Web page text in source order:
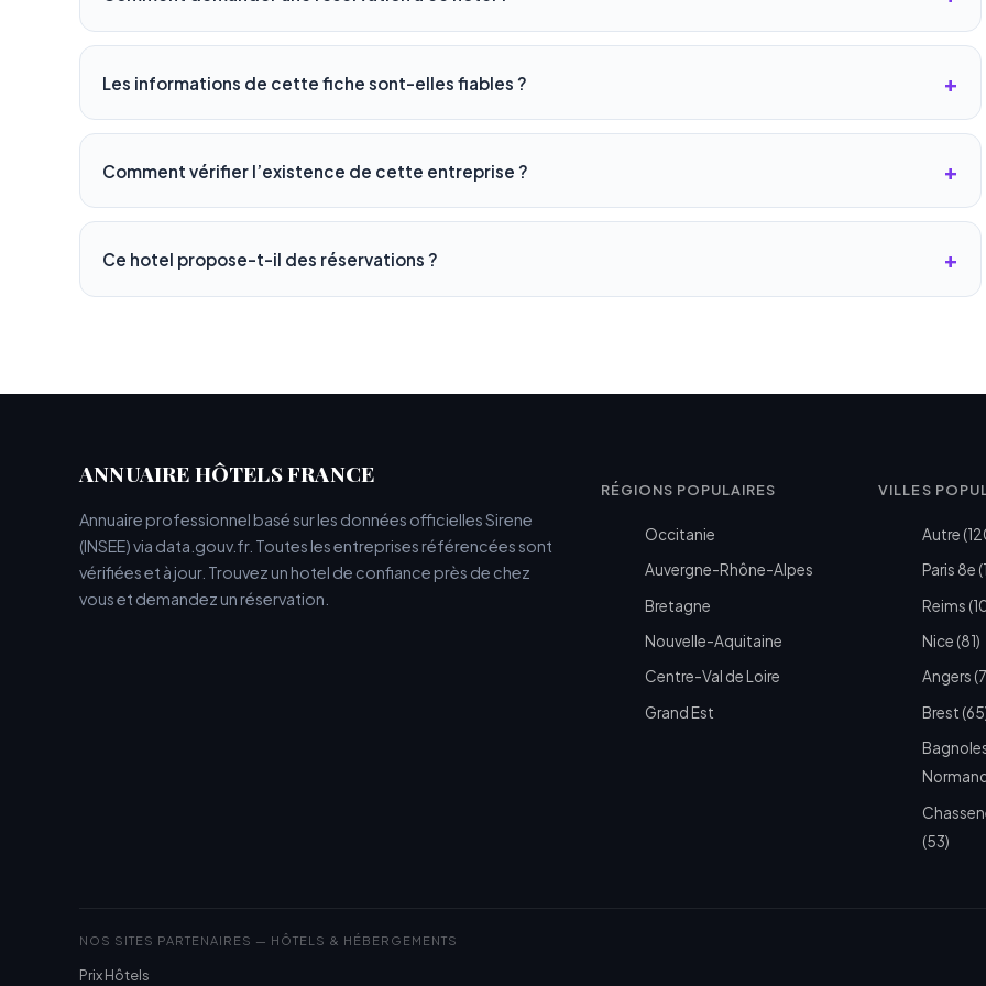
Les informations de cette fiche sont-elles fiables ?
Comment vérifier l’existence de cette entreprise ?
Ce hotel propose-t-il des réservations ?
ANNUAIRE HÔTELS FRANCE
Annuaire professionnel basé sur les données officielles Sirene
(INSEE) via data.gouv.fr. Toutes les entreprises référencées sont
vérifiées et à jour. Trouvez un hotel de confiance près de chez
vous et demandez un réservation.
RÉGIONS POPULAIRES
Occitanie
Auvergne-Rhône-Alpes
Bretagne
Nouvelle-Aquitaine
Centre-Val de Loire
Grand Est
VILLES
Autre
Paris 8e
Reims
Nice (81)
Angers
Brest
(53)
NOS SITES PARTENAIRES — HÔTELS & HÉBERGEMENTS
Prix Hôtels